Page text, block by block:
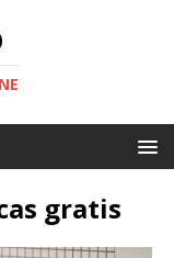
gratis